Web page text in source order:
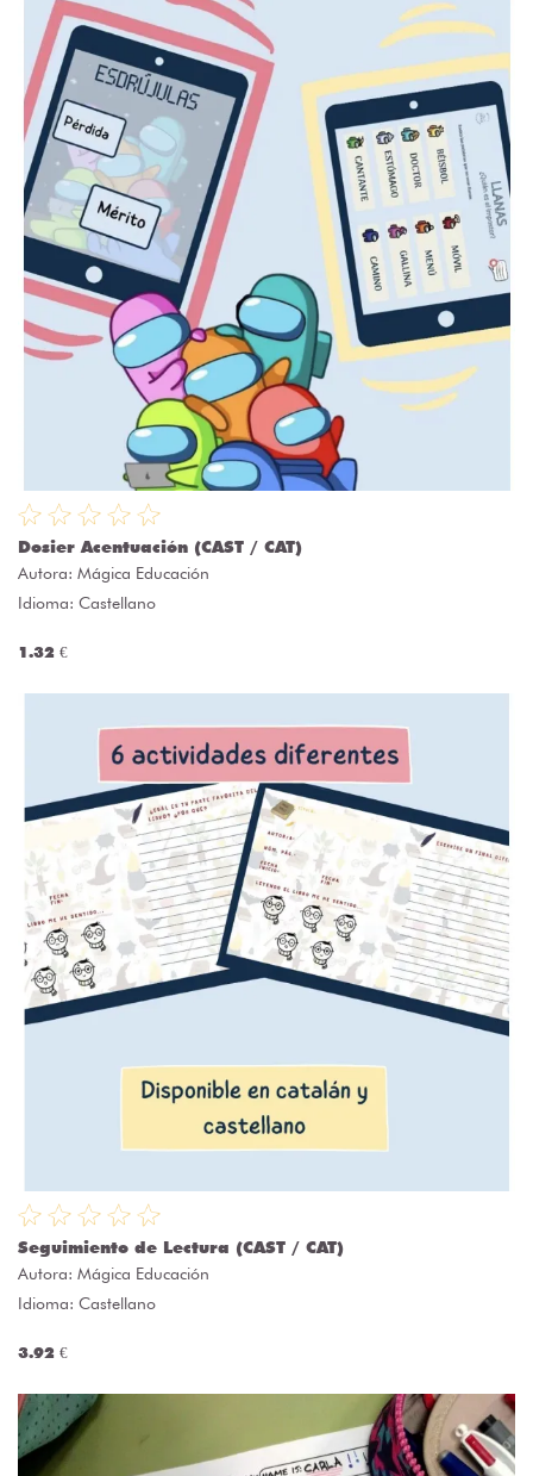
Dosier Acentuación (CAST / CAT)
Autora: Mágica Educación
Idioma: Castellano
1.32 €
Seguimiento de Lectura (CAST / CAT)
Autora: Mágica Educación
Idioma: Castellano
3.92 €